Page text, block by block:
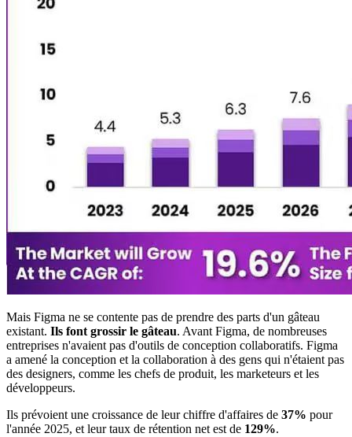
Mais Figma ne se contente pas de prendre des parts d'un gâteau
existant. Ils font grossir le gâteau. Avant Figma, de nombreuses
entreprises n'avaient pas d'outils de conception collaboratifs. Figma
a amené la conception et la collaboration à des gens qui n'étaient pas
des designers, comme les chefs de produit, les marketeurs et les
développeurs.
Ils prévoient une croissance de leur chiffre d'affaires de 37% pour
l'année 2025, et leur taux de rétention net est de 129%.